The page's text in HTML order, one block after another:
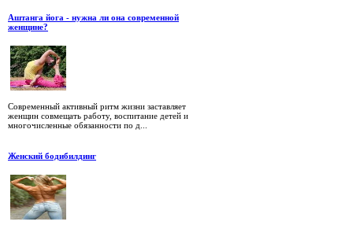
Аштанга йога - нужна ли она современной
женщине?
Современный активный ритм жизни заставляет
женщин совмещать работу, воспитание детей и
многочисленные обязанности по д...
Женский бодибилдинг